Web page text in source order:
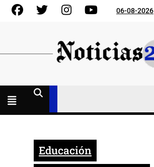
Skip
FacebookGorjeo InstagramYouTube06-08-2026
Educación